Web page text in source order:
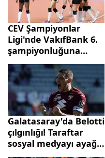
CEV Şampiyonlar
Ligi'nde VakıfBank 6.
şampiyonluğuna
ulaştı!
Galatasaray'da Belotti
çılgınlığı! Taraftar
sosyal medyayı ayağa
kaldırdı! Belotti'nin eşi